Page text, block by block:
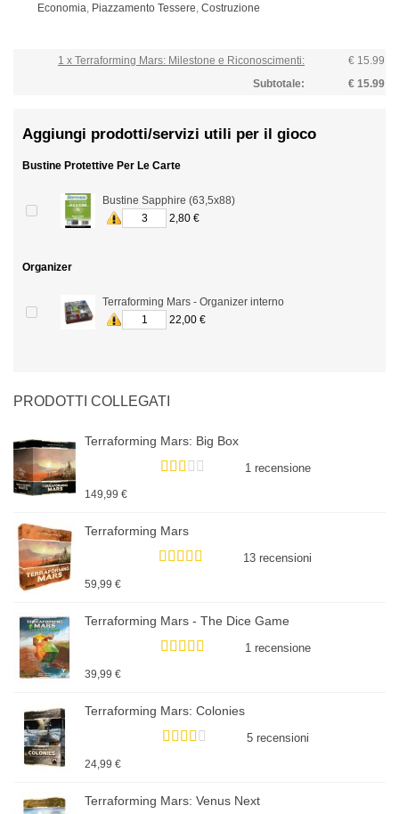
Economia, Piazzamento Tessere, Costruzione
1 x Terraforming Mars: Milestone e Riconoscimenti:
€ 15.99
Subtotale:
€ 15.99
Aggiungi prodotti/servizi utili per il gioco
Bustine Protettive Per Le Carte
Bustine Sapphire (63,5x88)
2,80 €
Organizer
Terraforming Mars - Organizer interno
22,00 €
PRODOTTI COLLEGATI
Terraforming Mars: Big Box
1 recensione
149,99 €
Terraforming Mars
13 recensioni
59,99 €
Terraforming Mars - The Dice Game
1 recensione
39,99 €
Terraforming Mars: Colonies
5 recensioni
24,99 €
Terraforming Mars: Venus Next